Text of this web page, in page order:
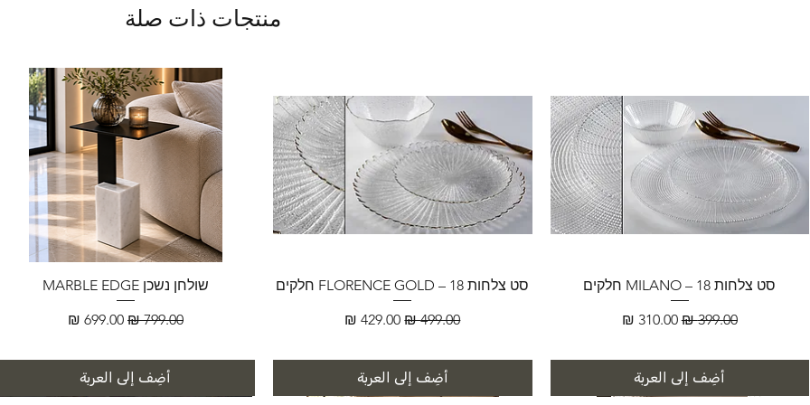
منتجات ذات صلة
סט צלחות MILANO – 18 חלקים
سعر عادي‏399.00 ₪ سعر البيع‏310.00 ₪
أضِف إلى العربة
סט צלחות FLORENCE GOLD – 18 חלקים
سعر عادي‏499.00 ₪ سعر البيع
أضِف إلى العربة
שולחן נשכן MARBLE EDGE
سعر عادي‏799.00 ₪ سعر البيع‏699.00 ₪
أضِف إلى العربة